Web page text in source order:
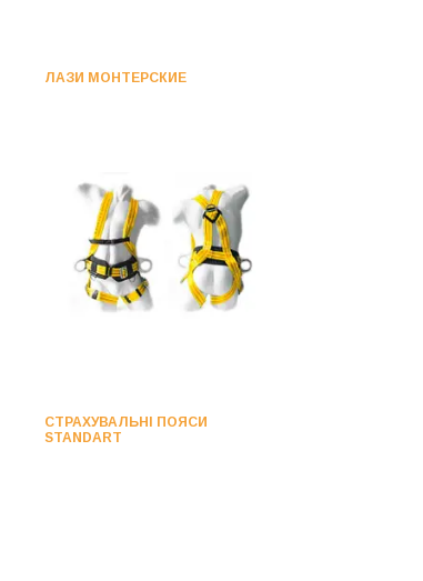
ЛАЗИ МОНТЕРСКИЕ
СТРАХУВАЛЬНІ ПОЯСИ
STANDART